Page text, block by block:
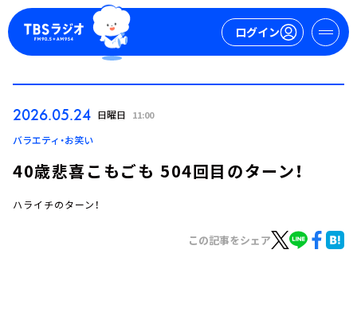
ログイン
ログイン
2026.05.24 日曜日 11:00
バラエティ・お笑い
40歳悲喜こもごも 504回目のターン！
ハライチのターン！
この記事をシェア